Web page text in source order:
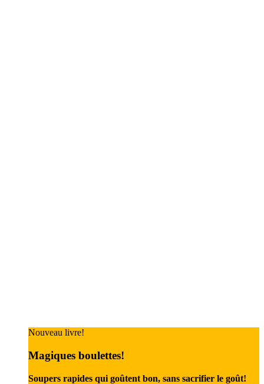
Nouveau livre!
Magiques boulettes!
Soupers rapides qui goûtent bon, sans sacrifier le goût!